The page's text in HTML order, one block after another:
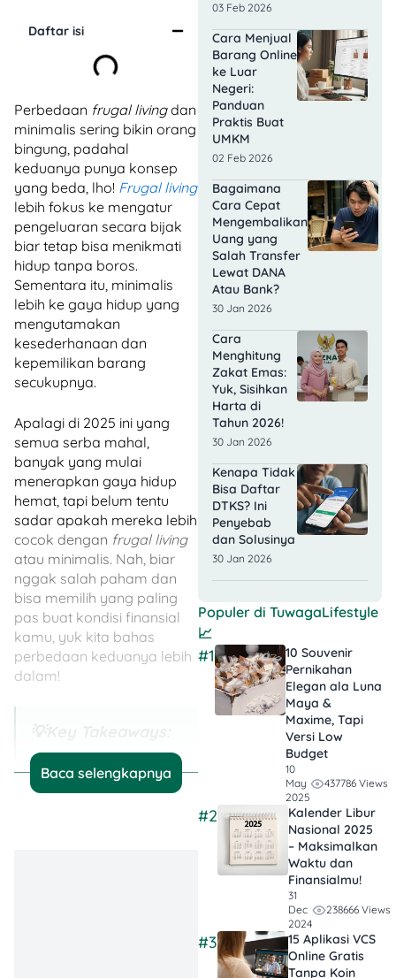
Daftar isi
Perbedaan frugal livingdan
minimalis sering bikin orang
bingung, padahal
keduanya punya konsep
yang beda, lho! Frugal living
lebih fokus ke mengatur
pengeluaran secara bijak
biar tetap bisa menikmati
hidup tanpa boros.
Sementara itu, minimalis
lebih ke gaya hidup yang
mengutamakan
kesederhanaan dan
kepemilikan barang
secukupnya.
Apalagi di 2025 ini yang
semua serba mahal,
banyak yang mulai
menerapkan gaya hidup
hemat, tapi belum tentu
sadar apakah mereka lebih
cocok dengan frugal living
atau minimalis. Nah, biar
nggak salah paham dan
bisa memilih yang paling
pas buat kondisi finansial
kamu, yuk kita bahas
perbedaan keduanya lebih
dalam!
Frugal Living vs
Minimalis: Fokus
Baca selengkapnya
03 Feb 2026
Cara Menjual
Barang Online
ke Luar
Negeri:
Panduan
Praktis Buat
UMKM
02 Feb 2026
Bagaimana
Cara Cepat
Mengembalikan
Uang yang
Salah Transfer
Lewat DANA
Atau Bank?
30 Jan 2026
Cara
Menghitung
Zakat Emas:
Yuk, Sisihkan
Harta di
Tahun 2026!
30 Jan 2026
Kenapa Tidak
Bisa Daftar
DTKS? Ini
Penyebab
dan Solusinya
30 Jan 2026
Populer di TuwagaLifestyle
📈
#1
10 Souvenir
Pernikahan
Elegan ala Luna
Maya &
Maxime, Tapi
Versi Low
Budget
10
May
2025
437786 Views
#2
Kalender Libur
Nasional 2025
– Maksimalkan
Waktu dan
Finansialmu!
31
Dec
2024
238666 Views
#3
15 Aplikasi VCS
Online Gratis
Tanpa Koin